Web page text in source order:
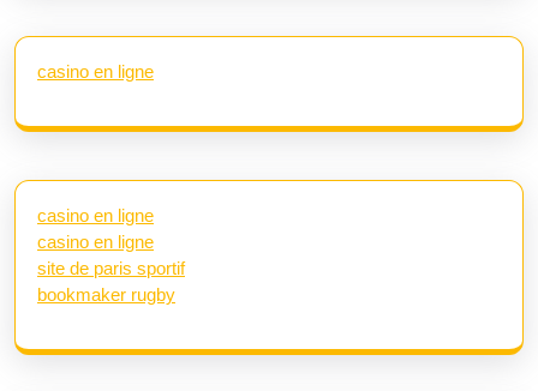
casino en ligne
casino en ligne
casino en ligne
site de paris sportif
bookmaker rugby